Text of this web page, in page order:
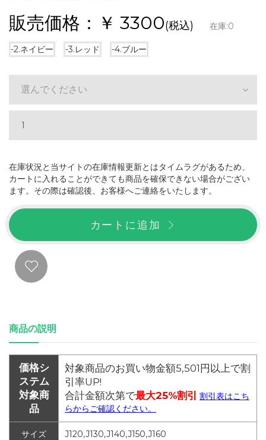
販売価格：￥ 3300(税込) 在庫:0
-2.ネイビー -3.レッド -4.ブルー
選んでください
在庫状況と当サイトの在庫情報更新とはタイムラグがあるため、
カートに入れることができても商品を確保できない場合がござい
ます。その際は確認後、お客様へご連絡をいたします。
カートに追加
商品の説明
価格シ
ステム
対象商
品
対象商品のお買い物金額5,501円以上で割
引率UP!
合計金額次第で最大25%割引
割引表はこち
らからご確認ください。
サイズ J120,J130,J140,J150,J160